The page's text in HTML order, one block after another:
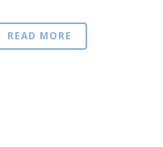
READ MORE